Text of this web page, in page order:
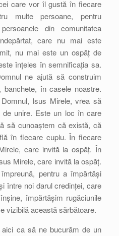
care vor îl gustă în fiecare
multe persoane, pentru
din comunitatea
care nu mai este
nu mai este un ospăț de
înțeles în semnificația sa.
ne ajută să construim
în casele noastre.
Isus Mirele, vrea să
unire. Este un loc în care
să cunoaștem că există, că
în fiecare cuplu. În fiecare
care invită la ospăț. În
Mirele, care invită la ospăț.
pentru a împărtăși
între noi darul credinței, care
împărtășim rugăciunile
vizibilă această sărbătoare.
ca să ne bucurăm de un